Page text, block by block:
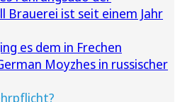
Brauerei ist seit einem Jahr
es dem in Frechen
Moyzhes in russischer